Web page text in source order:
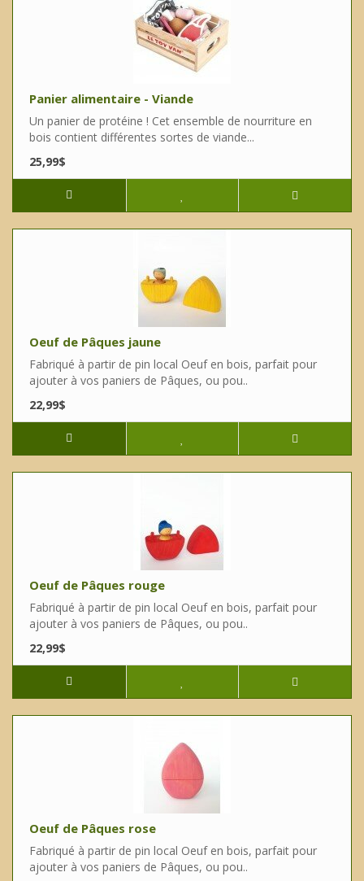
Panier alimentaire - Viande
Un panier de protéine ! Cet ensemble de nourriture en
bois contient différentes sortes de viande...
25,99$
Oeuf de Pâques jaune
Fabriqué à partir de pin local Oeuf en bois, parfait pour
ajouter à vos paniers de Pâques, ou pou..
22,99$
Oeuf de Pâques rouge
Fabriqué à partir de pin local Oeuf en bois, parfait pour
ajouter à vos paniers de Pâques, ou pou..
22,99$
Oeuf de Pâques rose
Fabriqué à partir de pin local Oeuf en bois, parfait pour
ajouter à vos paniers de Pâques, ou pou..